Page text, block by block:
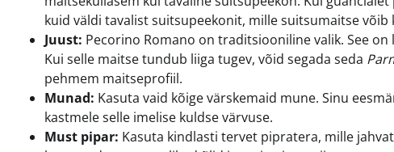
kuid väldi tavalist suitsupeekonit, mille suitsumaitse võib
Juust: Pecorino Romano on traditsiooniline valik. See
Kui selle maitse tundub liiga tugev, võid segada seda
pehmem maitseprofiil.
Munad: Kasuta vaid kõige värskemaid mune. Sinu
kastmele selle imelise kuldse värvuse.
Must pipar: Kasuta kindlasti tervet pipratera, mille